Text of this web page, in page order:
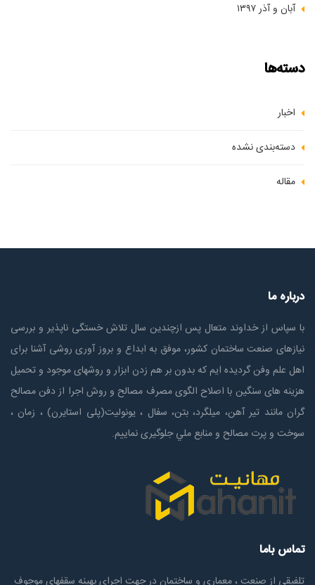
آبان و آذر ۱۳۹۷
دسته‌ها
اخبار
دسته‌بندی نشده
مقاله
درباره ما
با سپاس از خداوند متعال پس ازچندين سال تلاش خستگی ناپذير و بررسی
نیازهای صنعت ساختمان كشور، موفق به ابداع و بروز آوری روشی آشنا برای
اهل علم وفن گردیده ایم که بدون بر هم زدن ابزار و روشهای موجود و تحمیل
هزینه های سنگین با اصلاح الگوی مصرف مصالح و روش اجرا از دفن مصالح
گران مانند تیر آهن، میلگرد، بتن، سفال ، یونولیت(پلی استايرن) ، زمان ،
سوخت و پرت مصالح و منابع ملي جلوگیری نماییم.
تماس باما
تلفیقی از صنعت ، معماری و ساختمان در جهت اجرای بهینه سقفهای موجوف